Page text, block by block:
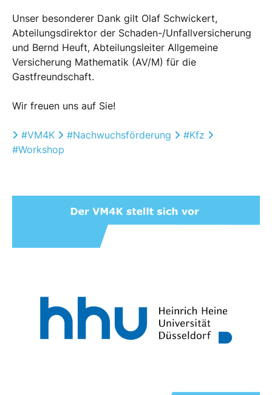
Unser besonderer Dank gilt Olaf Schwickert,
Abteilungsdirektor der Schaden-/Unfallversicherung
und Bernd Heuft, Abteilungsleiter Allgemeine
Versicherung Mathematik (AV/M) für die
Gastfreundschaft.
Wir freuen uns auf Sie!
Hashtag
#VM4K Hashtag
#Nachwuchsförderung Hashtag
#Kfz
#Workshop